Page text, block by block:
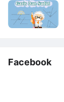
Facebook